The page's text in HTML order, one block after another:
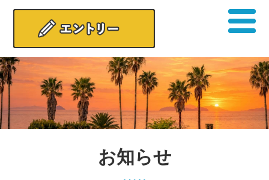
お知らせ